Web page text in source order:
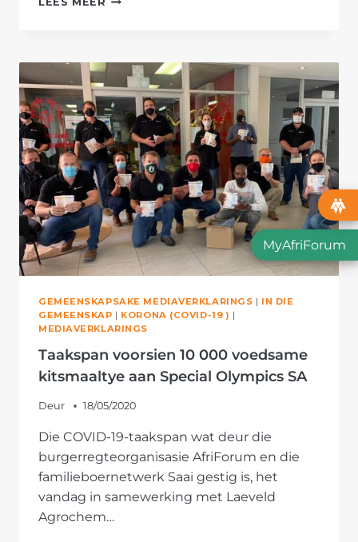
OM
HONGER
TE
HELP
STIL
GEMEENSKAPSAKE MEDIAVERKLARINGS | IN DIE
GEMEENSKAP | KORONA (COVID-19 ) |
MEDIAVERKLARINGS
Taakspan voorsien 10 000 voedsame
kitsmaaltye aan Special Olympics SA
Deur 18/05/2020
Die COVID-19-taakspan wat deur die
burgerregteorganisasie AfriForum en die
familieboernetwerk Saai gestig is, het
vandag in samewerking met Laeveld
Agrochem…
MyAfriForum